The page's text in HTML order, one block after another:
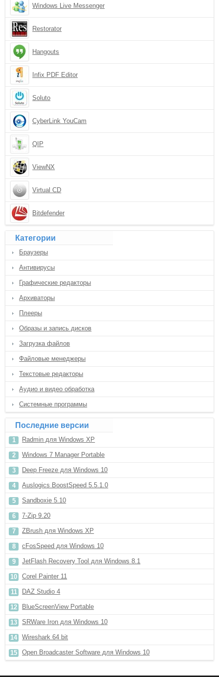
Windows Live Messenger
Restorator
Hangouts
Infix PDF Editor
Soluto
CyberLink YouCam
QIP
ViewNX
Virtual CD
Bitdefender
Категории
Браузеры
Антивирусы
Графические редакторы
Архиваторы
Плееры
Образы и запись дисков
Загрузка файлов
Файловые менеджеры
Текстовые редакторы
Аудио и видео обработка
Системные программы
Последние версии
Radmin для Windows XP
Windows 7 Manager Portable
Deep Freeze для Windows 10
Auslogics BoostSpeed 5.5.1.0
Sandboxie 5.10
7-Zip 9.20
ZBrush для Windows XP
cFosSpeed для Windows 10
JetFlash Recovery Tool для Windows 8.1
Corel Painter 11
DAZ Studio 4
BlueScreenView Portable
SRWare Iron для Windows 10
Wireshark 64 bit
Open Broadcaster Software для Windows 10